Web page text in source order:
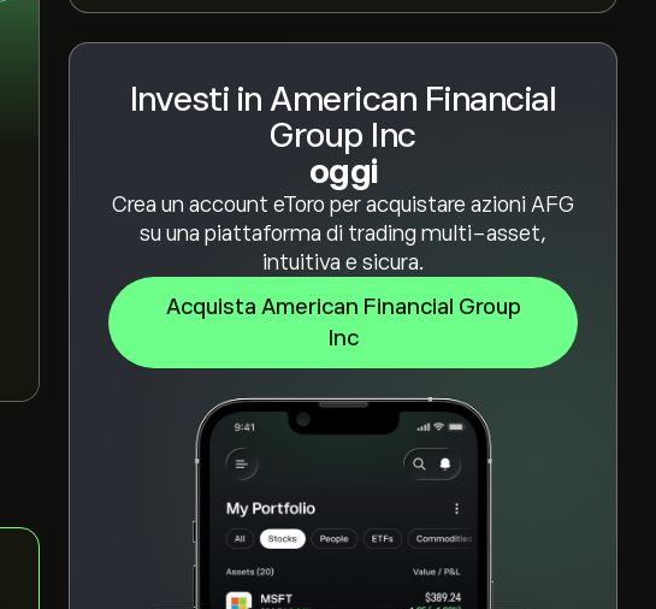
Investi in American Financial
Group Inc
oggi
Crea un account eToro per acquistare azioni AFG
su una piattaforma di trading multi-asset,
intuitiva e sicura.
Acquista American Financial Group
Inc